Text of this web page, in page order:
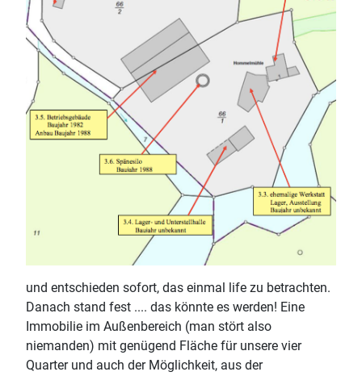
und entschieden sofort, das einmal life zu betrachten.
Danach stand fest .... das könnte es werden! Eine
Immobilie im Außenbereich (man stört also
niemanden) mit genügend Fläche für unsere vier
Quarter und auch der Möglichkeit, aus der